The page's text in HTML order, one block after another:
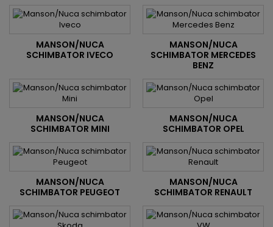
MANSON/NUCA
SCHIMBATOR IVECO
MANSON/NUCA
SCHIMBATOR MERCEDES
BENZ
MANSON/NUCA
SCHIMBATOR MINI
MANSON/NUCA
SCHIMBATOR OPEL
MANSON/NUCA
SCHIMBATOR PEUGEOT
MANSON/NUCA
SCHIMBATOR RENAULT